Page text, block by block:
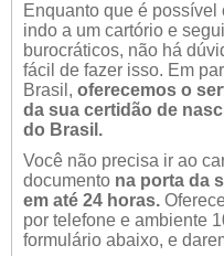
Enquanto que é
indo a um cartório e
burocráticos, não há
fácil de fazer isso. Em
Brasil, oferecemos o
da sua certidão de
do Brasil.
Você não precisa ir ao
documento na porta da
em até 24 horas.
por telefone e ambiente
formulário abaixo, e